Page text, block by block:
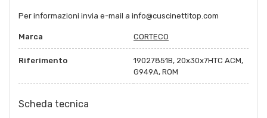
Per informazioni invia e-mail a info@cuscinettitop.com
Marca CORTECO
Riferimento
19027851B, 20x30x7HTC ACM,
G949A, ROM
Scheda tecnica